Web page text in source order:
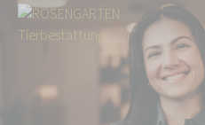
Über uns
Aktuelles
Auszeichnung für Top Arbeitgeber 2026